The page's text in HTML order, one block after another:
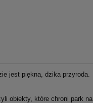
jest piękna, dzika przyroda.
obiekty, które chroni park na